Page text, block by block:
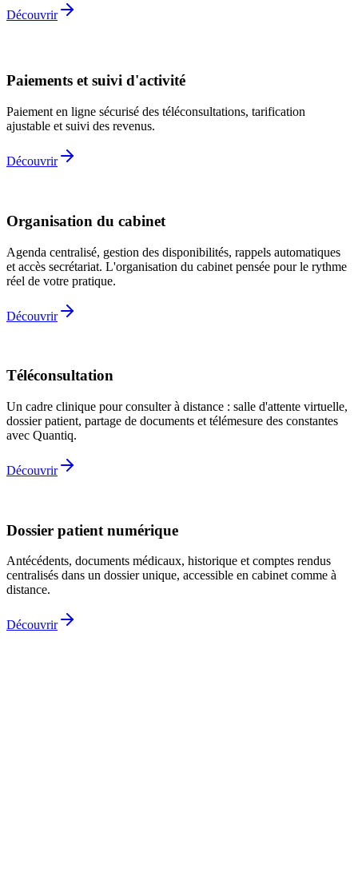
Découvrir
Paiements et suivi d'activité
Paiement en ligne sécurisé des téléconsultations, tarification
ajustable et suivi des revenus.
Découvrir
Organisation du cabinet
Agenda centralisé, gestion des disponibilités, rappels automatiques
et accès secrétariat. L'organisation du cabinet pensée pour le rythme
réel de votre pratique.
Découvrir
Téléconsultation
Un cadre clinique pour consulter à distance : salle d'attente virtuelle,
dossier patient, partage de documents et télémesure des constantes
avec Quantiq.
Découvrir
Dossier patient numérique
Antécédents, documents médicaux, historique et comptes rendus
centralisés dans un dossier unique, accessible en cabinet comme à
distance.
Découvrir